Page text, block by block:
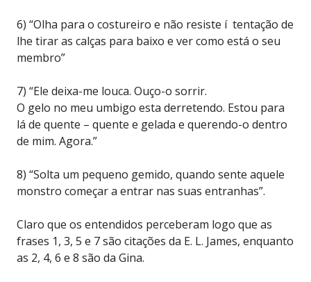
6) “Olha para o costureiro e não resiste í tentação de
lhe tirar as calças para baixo e ver como está o seu
membro”
7) “Ele deixa-me louca. Ouço-o sorrir.
O gelo no meu umbigo esta derretendo. Estou para
lá de quente – quente e gelada e querendo-o dentro
de mim. Agora.”
8) “Solta um pequeno gemido, quando sente aquele
monstro começar a entrar nas suas entranhas”.
Claro que os entendidos perceberam logo que as
frases 1, 3, 5 e 7 são citações da E. L. James, enquanto
as 2, 4, 6 e 8 são da Gina.